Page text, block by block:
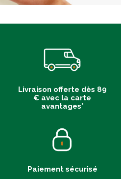
Livraison offerte dès 89
€ avec la carte
avantages*
Paiement sécurisé